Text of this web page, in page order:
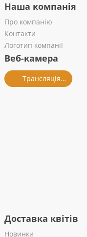
Наша компанія
Про компанію
Контакти
Логотип компанії
Веб-камера
Трансляція із салону
Доставка квітів
Новинки